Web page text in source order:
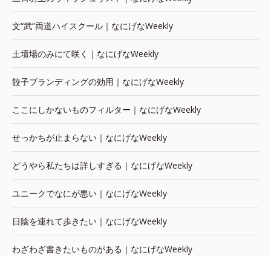
文“武”両道ハイスクール｜なにげなWeekly
土壇場のみにて咲く｜なにげなWeekly
餃子ブランディングの効用｜なにげなWeekly
ここにしかないものフィルター｜なにげなWeekly
せっかちが止まらない｜なにげなWeekly
どうやら私たちは詳しすぎる｜なにげなWeekly
ユニークでなにが悪い｜なにげなWeekly
日陰を連れて歩きたい｜なにげなWeekly
わざわざ書きたいものがある｜なにげなWeekly